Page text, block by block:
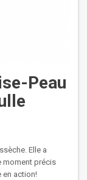
Peau
Elle a
moment précis
en action!